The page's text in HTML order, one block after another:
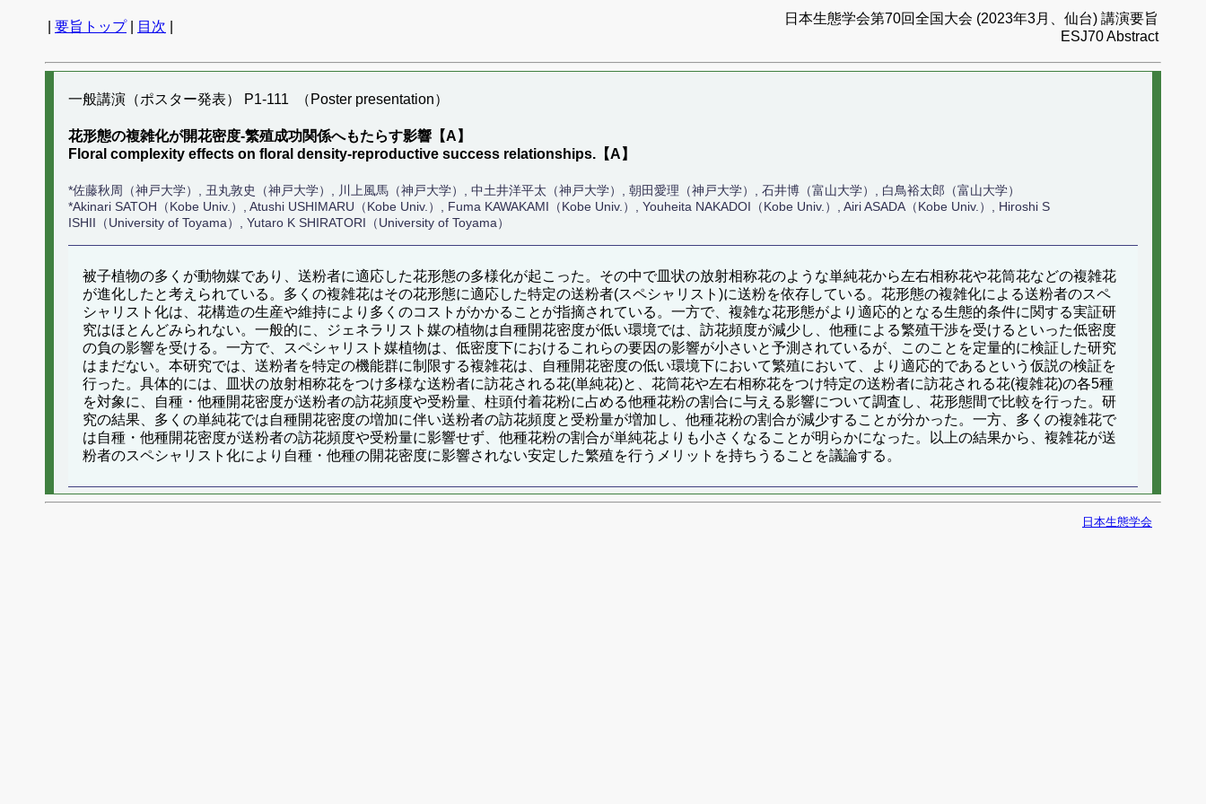
要旨トップ| 目次
日本生態学会第70回全国大会 (2023年3月、仙台) 講演要旨
ESJ70 Abstract
一般講演（ポスター発表） P1-111 （Poster presentation）
花形態の複雑化が開花密度-繁殖成功関係へもたらす影響【A】
Floral complexity effects on floral density-reproductive success relationships.【A】
*佐藤秋周（神戸大学）, 丑丸敦史（神戸大学）, 川上風馬（神戸大学）, 中土井洋平太（神戸大学）, 朝田愛理（神戸大学）, 石井博（富山大学）, 白鳥裕太郎（富山大学）
*Akinari SATOH（Kobe Univ.）, Atushi USHIMARU（Kobe Univ.）, Fuma KAWAKAMI（Kobe Univ.）, Youheita NAKADOI（Kobe Univ.）, Airi ASADA（Kobe Univ.）, Hiroshi S
ISHII（University of Toyama）, Yutaro K SHIRATORI（University of Toyama）
被子植物の多くが動物媒であり、送粉者に適応した花形態の多様化が起こった。その中で皿状の放射相称花のような単純花から左右相称花や花筒花などの複雑花
が進化したと考えられている。多くの複雑花はその花形態に適応した特定の送粉者(スペシャリスト)に送粉を依存している。花形態の複雑化による送粉者のスペ
シャリスト化は、花構造の生産や維持により多くのコストがかかることが指摘されている。一方で、複雑な花形態がより適応的となる生態的条件に関する実証研
究はほとんどみられない。一般的に、ジェネラリスト媒の植物は自種開花密度が低い環境では、訪花頻度が減少し、他種による繁殖干渉を受けるといった低密度
の負の影響を受ける。一方で、スペシャリスト媒植物は、低密度下におけるこれらの要因の影響が小さいと予測されているが、このことを定量的に検証した研究
はまだない。本研究では、送粉者を特定の機能群に制限する複雑花は、自種開花密度の低い環境下において繁殖において、より適応的であるという仮説の検証を
行った。具体的には、皿状の放射相称花をつけ多様な送粉者に訪花される花(単純花)と、花筒花や左右相称花をつけ特定の送粉者に訪花される花(複雑花)の各5種
を対象に、自種・他種開花密度が送粉者の訪花頻度や受粉量、柱頭付着花粉に占める他種花粉の割合に与える影響について調査し、花形態間で比較を行った。研
究の結果、多くの単純花では自種開花密度の増加に伴い送粉者の訪花頻度と受粉量が増加し、他種花粉の割合が減少することが分かった。一方、多くの複雑花で
は自種・他種開花密度が送粉者の訪花頻度や受粉量に影響せず、他種花粉の割合が単純花よりも小さくなることが明らかになった。以上の結果から、複雑花が送
粉者のスペシャリスト化により自種・他種の開花密度に影響されない安定した繁殖を行うメリットを持ちうることを議論する。
日本生態学会